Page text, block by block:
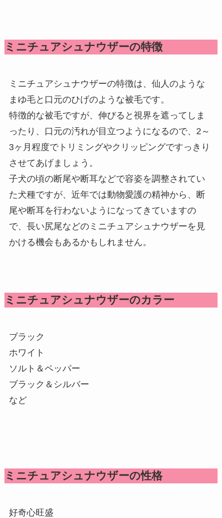
ミニチュアシュナウザーの特徴
ミニチュアシュナウザーの特徴は、仙人のような
まゆ毛と口元のひげのような被毛です。
特徴的な被毛ですが、伸びると視界を遮ってしま
ったり、口元の汚れが目立つようになるので、2～
3ヶ月程度でトリミングやクリッピングですっきり
させてあげましょう。
子犬の頃の断尾や断耳などで容姿を調整されてい
た犬種ですが、近年では動物愛護の精神から、断
尾や断耳を行わないようになってきていますの
で、長い尻尾などのミニチュアシュナウザーを見
かける機会もあるかもしれません。
ミニチュアシュナウザーのカラー
ブラック
ホワイト
ソルト＆ペッパー
ブラック＆シルバー
など
ミニチュアシュナウザーの性格
好奇心旺盛